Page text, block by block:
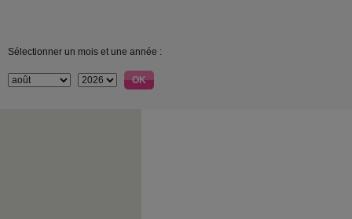
Sélectionner un mois et une année :